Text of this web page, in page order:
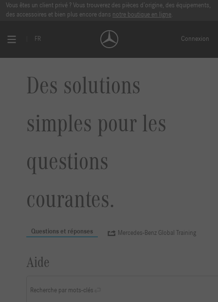
Vous êtes un client privé ? Vous trouverez des pièces d’origine, des équipements,
des accessoires et bien plus encore dans notre boutique en ligne.
FR Connexion
Des solutions
simples pour les
questions
courantes.
Questions et réponses Mercedes-Benz Global Training
Aide
Recherche par mots-clés